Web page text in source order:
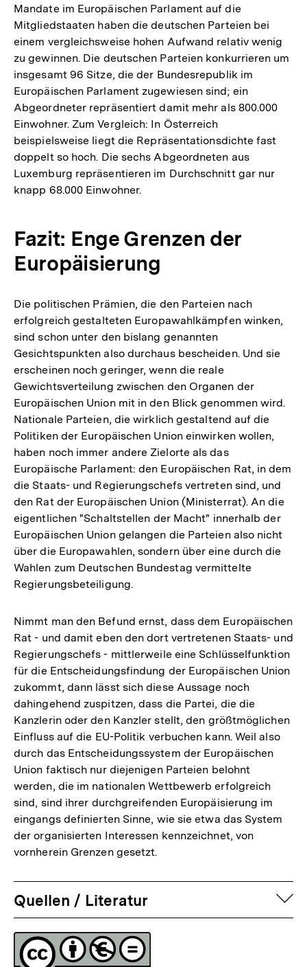
Mandate im Europäischen Parlament auf die
Mitgliedstaaten haben die deutschen Parteien bei
einem vergleichsweise hohen Aufwand relativ wenig
zu gewinnen. Die deutschen Parteien konkurrieren um
insgesamt 96 Sitze, die der Bundesrepublik im
Europäischen Parlament zugewiesen sind; ein
Abgeordneter repräsentiert damit mehr als 800.000
Einwohner. Zum Vergleich: In Österreich
beispielsweise liegt die Repräsentationsdichte fast
doppelt so hoch. Die sechs Abgeordneten aus
Luxemburg repräsentieren im Durchschnitt gar nur
knapp 68.000 Einwohner.
Fazit: Enge Grenzen der
Europäisierung
Die politischen Prämien, die den Parteien nach
erfolgreich gestalteten Europawahlkämpfen winken,
sind schon unter den bislang genannten
Gesichtspunkten also durchaus bescheiden. Und sie
erscheinen noch geringer, wenn die reale
Gewichtsverteilung zwischen den Organen der
Europäischen Union mit in den Blick genommen wird.
Nationale Parteien, die wirklich gestaltend auf die
Politiken der Europäischen Union einwirken wollen,
haben noch immer andere Zielorte als das
Europäische Parlament: den Europäischen Rat, in dem
die Staats- und Regierungschefs vertreten sind, und
den Rat der Europäischen Union (Ministerrat). An die
eigentlichen "Schaltstellen der Macht" innerhalb der
Europäischen Union gelangen die Parteien also nicht
über die Europawahlen, sondern über eine durch die
Wahlen zum Deutschen Bundestag vermittelte
Regierungsbeteiligung.
Nimmt man den Befund ernst, dass dem Europäischen
Rat - und damit eben den dort vertretenen Staats- und
Regierungschefs - mittlerweile eine Schlüsselfunktion
für die Entscheidungsfindung der Europäischen Union
zukommt, dann lässt sich diese Aussage noch
dahingehend zuspitzen, dass die Partei, die die
Kanzlerin oder den Kanzler stellt, den größtmöglichen
Einfluss auf die EU-Politik verbuchen kann. Weil also
durch das Entscheidungssystem der Europäischen
Union faktisch nur diejenigen Parteien belohnt
werden, die im nationalen Wettbewerb erfolgreich
sind, sind ihrer durchgreifenden Europäisierung im
eingangs definierten Sinne, wie sie etwa das System
der organisierten Interessen kennzeichnet, von
vornherein Grenzen gesetzt.
Quellen / Literatur
Fussnoten
Lizenz